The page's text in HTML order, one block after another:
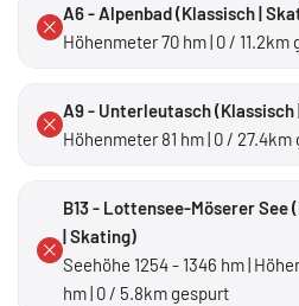
A6 - Alpenbad (Klassisch |
Höhenmeter 70 hm | 0 / 11.2km
A9 - Unterleutasch (Klassisch
Höhenmeter 81 hm | 0 / 27.4km
B13 - Lottensee-Möserer See
| Skating)
Seehöhe 1254 - 1346 hm |
hm | 0 / 5.8km gespurt